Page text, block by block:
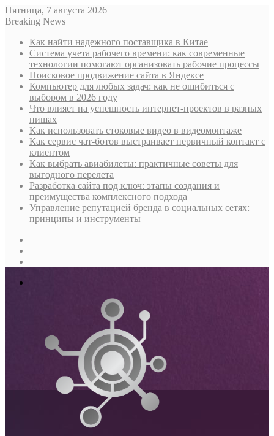
Пятница, 7 августа 2026
Breaking News
Как найти надежного поставщика в Китае
Система учета рабочего времени: как современные
технологии помогают организовать рабочие процессы
Поисковое продвижение сайта в Яндексе
Компьютер для любых задач: как не ошибиться с
выбором в 2026 году
Что влияет на успешность интернет-проектов в разных
нишах
Как использовать стоковые видео в видеомонтаже
Как сервис чат-ботов выстраивает первичный контакт с
клиентом
Как выбрать авиабилеты: практичные советы для
выгодного перелета
Разработка сайта под ключ: этапы создания и
преимущества комплексного подхода
Управление репутацией бренда в социальных сетях:
принципы и инструменты